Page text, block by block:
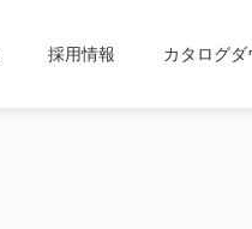
採用情報 カタログダ